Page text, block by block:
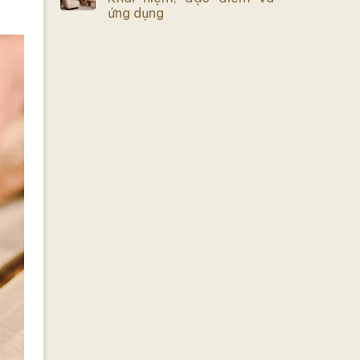
ứng dụng